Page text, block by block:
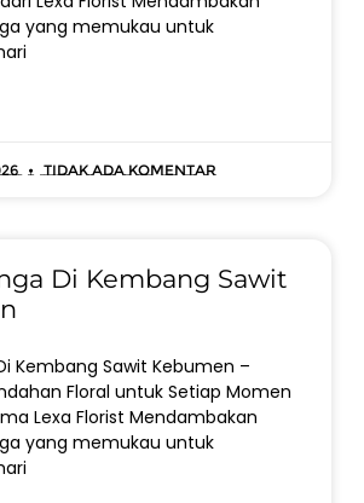
yang memukau untuk
Tidak ada komentar
Di Kembang Sawit
Kembang Sawit Kebumen –
Floral untuk Setiap Momen
Lexa Florist Mendambakan
yang memukau untuk